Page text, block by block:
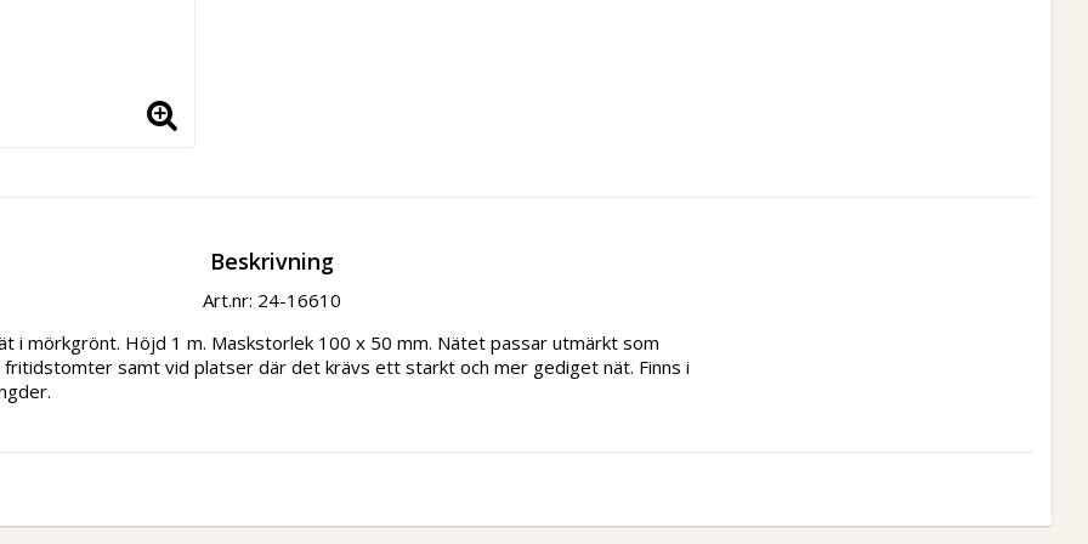
Beskrivning
Art.nr: 24-16610
i mörkgrönt. Höjd 1 m. Maskstorlek 100 x 50 mm. Nätet passar utmärkt som
fritidstomter samt vid platser där det krävs ett starkt och mer gediget nät. Finns i